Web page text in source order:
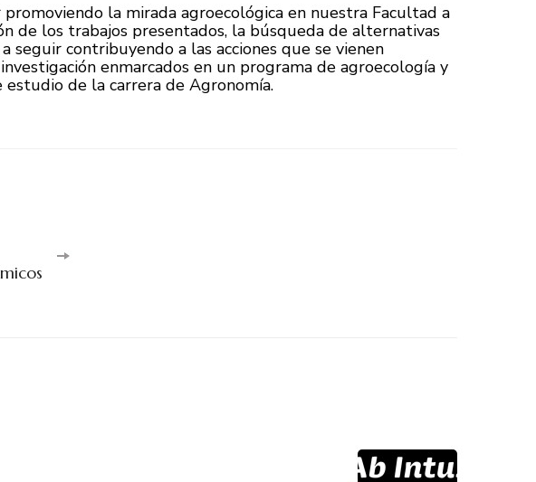
la mirada agroecológica en nuestra Facultad a
de los trabajos presentados, la búsqueda de alternativas
seguir contribuyendo a las acciones que se vienen
enmarcados en un programa de agroecología y
de la carrera de Agronomía.